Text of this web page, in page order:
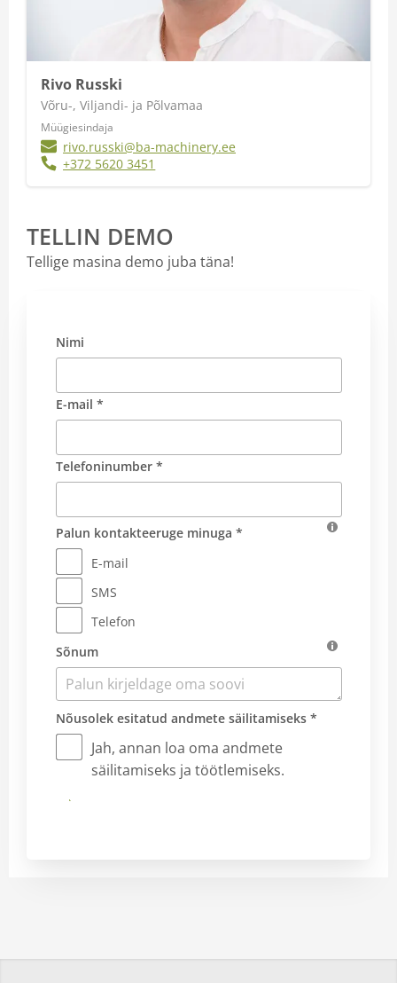
Rivo Russki
Võru-, Viljandi- ja Põlvamaa
Müügiesindaja
rivo.russki@ba-machinery.ee
+372 5620 3451
TELLIN DEMO
Tellige masina demo juba täna!
Nimi
E-mail *
Telefoninumber *
Palun kontakteeruge minuga *
E-mail
SMS
Telefon
Sõnum
Nõusolek esitatud andmete säilitamiseks *
Jah, annan loa oma andmete
säilitamiseks ja töötlemiseks.
Saadan